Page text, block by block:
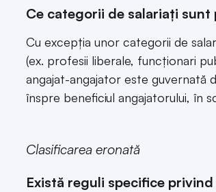
Ce categorii de salariați
Cu excepția unor categorii de
(ex. profesii liberale, funcționari
angajat-angajator este guvernată
înspre beneficiul angajatorului, în
Clasificarea eronată
Există reguli specifice